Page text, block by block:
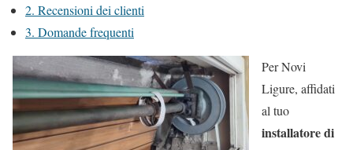
2. Recensioni dei clienti
3. Domande frequenti
Per Novi
Ligure, affidati
al tuo
installatore di